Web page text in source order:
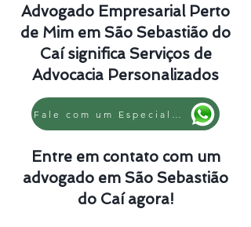
Advogado Empresarial Perto
de Mim em São Sebastião do
Caí significa Serviços de
Advocacia Personalizados
Entre em contato com um
advogado em São Sebastião
do Caí agora!